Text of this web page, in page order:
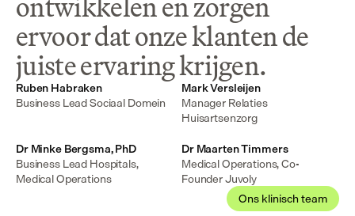
ervoor dat onze klanten de
juiste ervaring krijgen.
Ruben Habraken
Business Lead Sociaal Domein
Mark Versleijen
Manager Relaties
Huisartsenzorg
Dr Minke Bergsma, PhD
Business Lead Hospitals,
Medical Operations
Dr Maarten Timmers
Medical Operations, Co-
Founder Juvoly
Ons klinisch team